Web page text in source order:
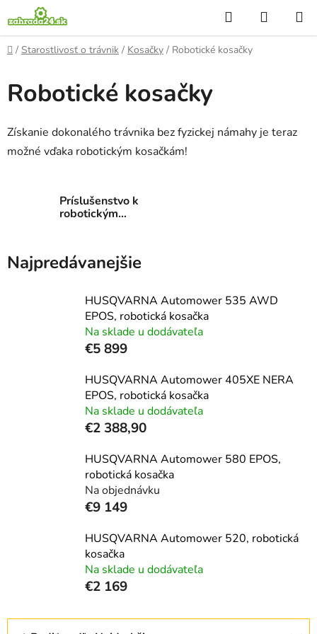
na
obsah
Hľadať
KOŠÍK
Domov
/ Starostlivosť o trávnik / Kosačky / Robotické kosačky
Robotické kosačky
Získanie dokonalého trávnika bez fyzickej námahy je teraz
možné vďaka robotickým kosačkám!
Príslušenstvo k
robotickým
Najpredávanejšie
HUSQVARNA Automower 535 AWD
EPOS, robotická kosačka
Na sklade u dodávateľa
€5 899
HUSQVARNA Automower 405XE NERA
EPOS, robotická kosačka
Na sklade u dodávateľa
€2 388,90
HUSQVARNA Automower 580 EPOS,
robotická kosačka
Na objednávku
€9 149
HUSQVARNA Automower 520, robotická
kosačka
Na sklade u dodávateľa
€2 169
R